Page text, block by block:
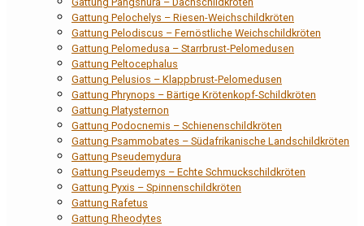
Gattung Pelochelys – Riesen-Weichschildkröten
Gattung Pelodiscus – Fernöstliche Weichschildkröten
Gattung Pelomedusa – Starrbrust-Pelomedusen
Gattung Peltocephalus
Gattung Pelusios – Klappbrust-Pelomedusen
Gattung Phrynops – Bärtige Krötenkopf-Schildkröten
Gattung Platysternon
Gattung Podocnemis – Schienenschildkröten
Gattung Psammobates – Südafrikanische Landschildkröten
Gattung Pseudemydura
Gattung Pseudemys – Echte Schmuckschildkröten
Gattung Pyxis – Spinnenschildkröten
Gattung Rafetus
Gattung Rheodytes